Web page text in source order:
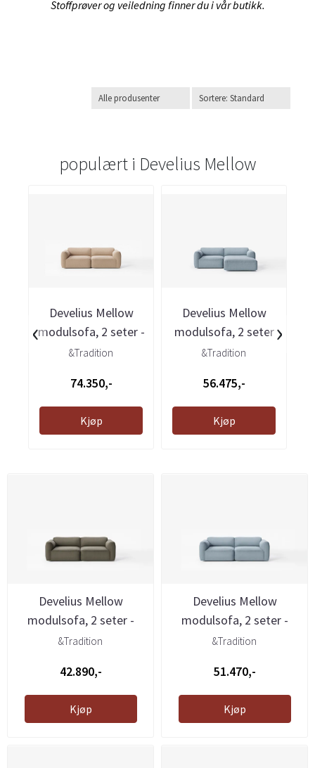
Stoffprøver og veiledning finner du i vår butikk.
populært i Develius Mellow
Develius Mellow
modulsofa, 2 seter -
Karakorum ...
&Tradition
74.350,-
Kjøp
Develius Mellow
modulsofa, 2 seter
med sjeselong ...
&Tradition
56.475,-
Kjøp
‹ ›
Develius Mellow
modulsofa, 2 seter -
Barnum 08, ...
&Tradition
42.890,-
Kjøp
Develius Mellow
modulsofa, 2 seter -
Cifrado 741, ...
&Tradition
51.470,-
Kjøp